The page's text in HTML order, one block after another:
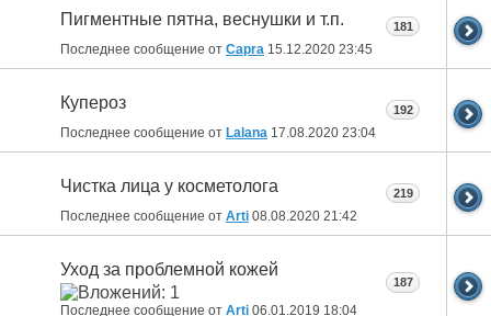
Пигментные пятна, веснушки и т.п.
Последнее сообщение от Capra 15.12.2020 23:45
181
Купероз
Последнее сообщение от Lalana 17.08.2020 23:04
192
Чистка лица у косметолога
Последнее сообщение от Arti 08.08.2020 21:42
219
Уход за проблемной кожей
Последнее сообщение от Arti 06.01.2019 18:04
187